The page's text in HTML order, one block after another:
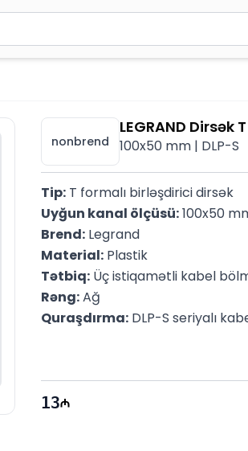
Göndərmək üçün Enter düyməsini
nonbrend
LEGRAND Dirsək
100x50 mm | DLP-S
Tip: T formalı birləşdirici dirsək
Uyğun kanal ölçüsü: 100x50
Brend: Legrand
Material: Plastik
Tətbiq: Üç istiqamətli kabel
Rəng: Ağ
Quraşdırma: DLP-S seriyalı
13